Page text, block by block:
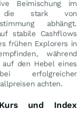
Beimischung im
die stark von
abhängt.
stabile Cashflows
frühen Explorers in
während
den Hebel eines
erfolgreicher
achten.
und Index